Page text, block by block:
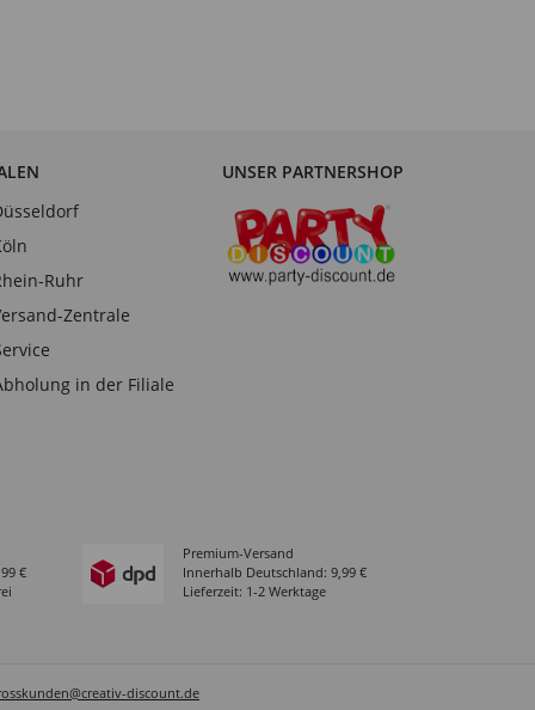
Ruhr
Zentrale
in der Filiale
UNSER PARTNERSHOP
€
Premium-Versand
Innerhalb Deutschland: 9,99 €
Lieferzeit: 1-2 Werktage
discount.de